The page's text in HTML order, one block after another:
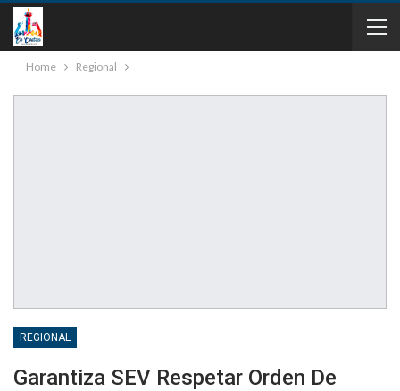
Home Regional
REGIONAL
Garantiza SEV Respetar Orden De